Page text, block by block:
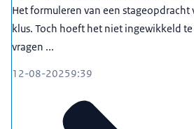
Het formuleren van een stageopdracht
klus. Toch hoeft het niet ingewikkeld
vragen ...
12-08-20259:39